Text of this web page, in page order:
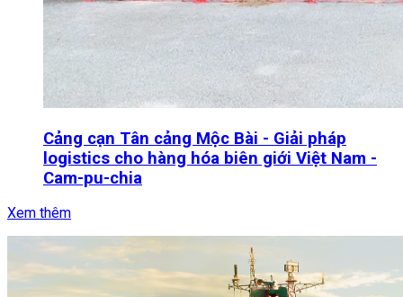
Cảng cạn Tân cảng Mộc Bài - Giải pháp
logistics cho hàng hóa biên giới Việt Nam -
Cam-pu-chia
Xem thêm